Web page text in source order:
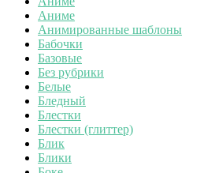
Аниме
Анимированные шаблоны
Бабочки
Базовые
Без рубрики
Белые
Бледный
Блестки
Блестки (глиттер)
Блик
Блики